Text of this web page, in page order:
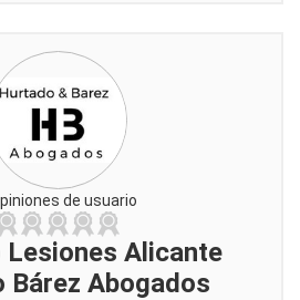
de usuario
Lesiones Alicante
Bárez Abogados